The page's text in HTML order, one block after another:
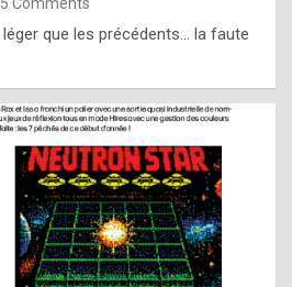
e
f
o
m
m
a
y
b
que les précédents… la faute